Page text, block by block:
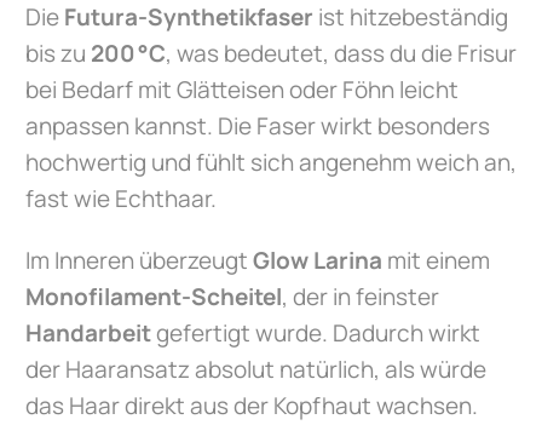
DieFutura-Synthetikfaser ist hitzebeständig
bis zu 200 °C, was bedeutet, dass du die Frisur
bei Bedarf mit Glätteisen oder Föhn leicht
anpassen kannst. Die Faser wirkt besonders
hochwertig und fühlt sich angenehm weich an,
fast wie Echthaar.
Im Inneren überzeugtGlow Larina mit einem
Monofilament-Scheitel, der in feinster
Handarbeitgefertigt wurde. Dadurch wirkt
der Haaransatz absolut natürlich, als würde
das Haar direkt aus der Kopfhaut wachsen.